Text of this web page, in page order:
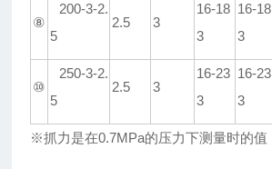
⑧
200-3-2.
5
2.5 3
16-18
3
16-18
3
⑩
250-3-2.
5
2.5 3
16-23
3
16-23
3
※抓力是在0.7MPa的压力下测量时的值